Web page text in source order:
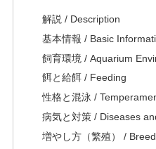
解説 / Description
基本情報 / Basic
飼育環境 / Aquarium
餌と給餌 / Feeding
性格と混泳 /
病気と対策 / Diseases
増やし方（繁殖） /